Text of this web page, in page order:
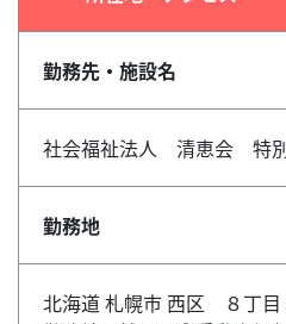
勤務先・施設名
社会福祉法人 清恵会 特
勤務地
北海道 札幌市 西区 ８丁目